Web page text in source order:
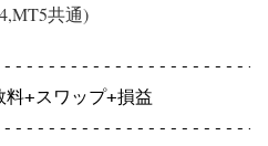
共通)
+スワップ+損益